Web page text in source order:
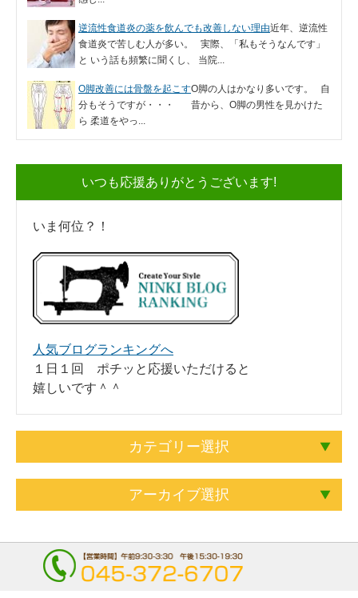
逆流性食道炎の薬を飲んでも改善しない理由近年、逆流性
食道炎で苦しむ人が多い。 実際、「私もそうなんです」
と いう話も頻繁に聞くし、 当院...
O脚改善には骨盤を起こすO脚の人はかなり多いです。 自
分もそうですが・・・ 昔から、O脚の男性を見かけた
ら 柔道をやっ...
いつも応援ありがとうございます!
いま何位？！
人気ブログランキングへ
１日１回 ポチッと応援いただけると
嬉しいです＾＾
カテゴリー選択
アーカイブ選択